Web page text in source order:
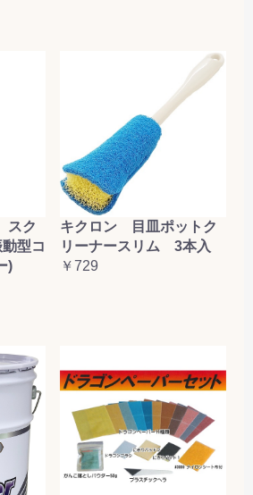
スク
型コ
)
キクロン 目皿ポットク
リーナースリム 3本入
￥729